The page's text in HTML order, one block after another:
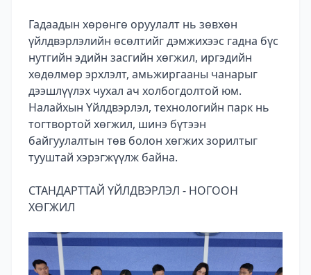
Гадаадын хөрөнгө оруулалт нь зөвхөн
үйлдвэрлэлийн өсөлтийг дэмжихээс гадна бүс
нутгийн эдийн засгийн хөгжил, иргэдийн
хөдөлмөр эрхлэлт, амьжиргааны чанарыг
дээшлүүлэх чухал ач холбогдолтой юм.
Налайхын Үйлдвэрлэл, технологийн парк нь
тогтвортой хөгжил, шинэ бүтээн
байгуулалтын төв болон хөгжих зорилтыг
тууштай хэрэгжүүлж байна.
СТАНДАРТТАЙ ҮЙЛДВЭРЛЭЛ - НОГООН
ХӨГЖИЛ